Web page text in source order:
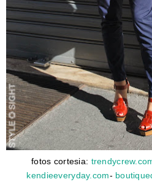
fotos cortesia:
kendieeveryday.com-